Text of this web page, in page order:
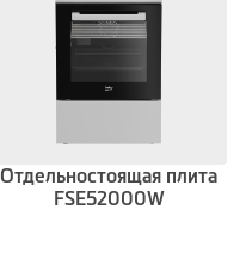
Отдельностоящая плита
FSE52000W